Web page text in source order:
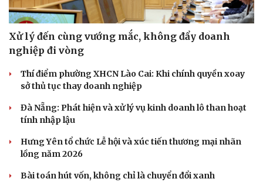
Xử lý đến cùng vướng mắc, không đẩy doanh
nghiệp đi vòng
Thí điểm phường XHCN Lào Cai: Khi chính quyền xoay
sở thủ tục thay doanh nghiệp
Đà Nẵng: Phát hiện và xử lý vụ kinh doanh lô than hoạt
tính nhập lậu
Hưng Yên tổ chức Lễ hội và xúc tiến thương mại nhãn
lồng năm 2026
Bài toán hút vốn, không chỉ là chuyển đổi xanh